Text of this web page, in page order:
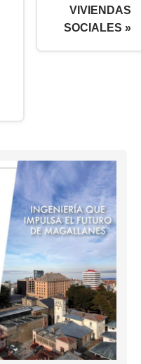
VIVIENDAS
SOCIALES »